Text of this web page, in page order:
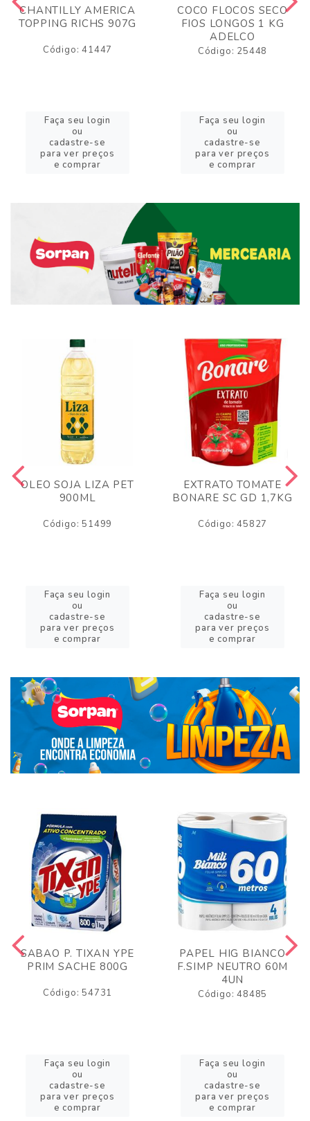
CHANTILLY AMERICA
TOPPING RICHS 907G
Código: 41447
Faça seu login
ou
cadastre-se
para ver preços
e comprar
COCO FLOCOS SECO
FIOS LONGOS 1 KG
ADELCO
Código: 25448
Faça seu login
ou
cadastre-se
para ver preços
e comprar
OLEO SOJA LIZA PET
900ML
Código: 51499
Faça seu login
ou
cadastre-se
para ver preços
e comprar
EXTRATO TOMATE
BONARE SC GD 1,7KG
Código: 45827
Faça seu login
ou
cadastre-se
para ver preços
e comprar
SABAO P. TIXAN YPE
PRIM SACHE 800G
Código: 54731
Faça seu login
ou
cadastre-se
para ver preços
e comprar
PAPEL HIG BIANCO
F.SIMP NEUTRO 60M
4UN
Código: 48485
Faça seu login
ou
cadastre-se
para ver preços
e comprar